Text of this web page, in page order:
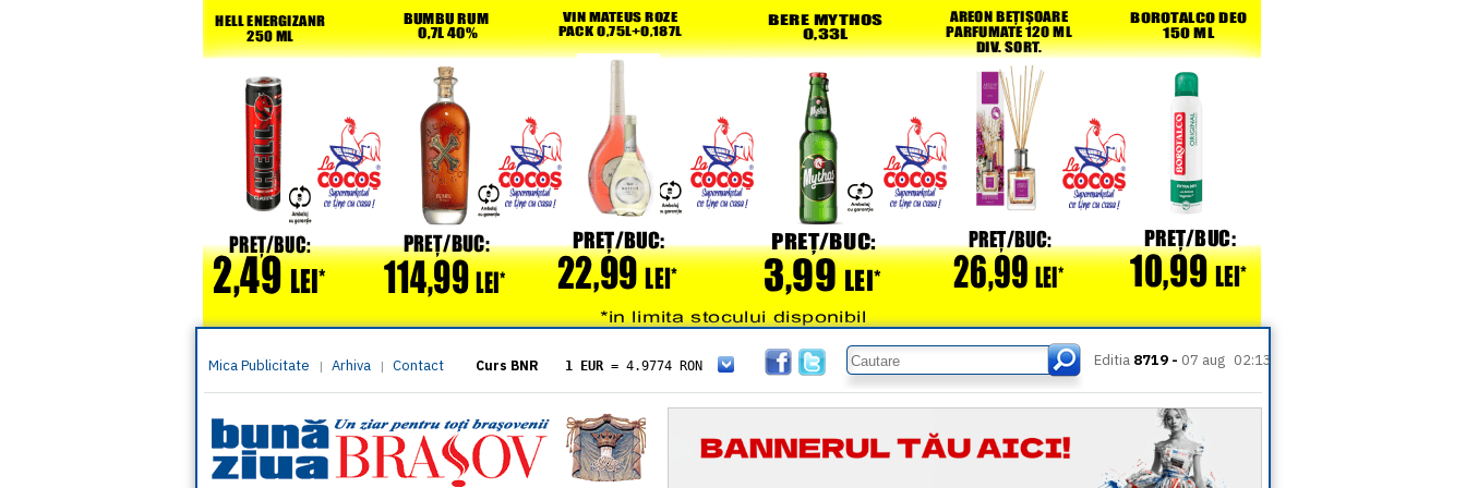
Mica Publicitate | Arhiva | Contact Curs BNR 1 EUR = 4.9774 RON
= 5.8304 RON
1 XAU= 464.4611 RON
1 AED= 1.1933 RON
1 AUD= 2.7957 RON
1 BGN= 2.5449 RON
Editia 8719 - 07 aug 02:13